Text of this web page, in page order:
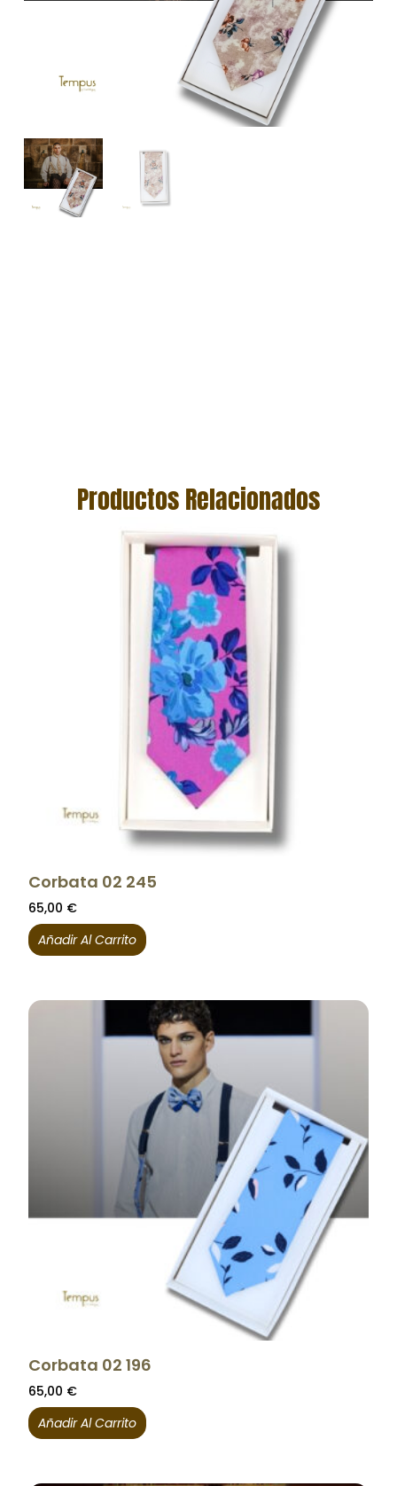
Productos Relacionados
Corbata 02 245
65,00 €
Añadir Al Carrito
Corbata 02 196
65,00 €
Añadir Al Carrito